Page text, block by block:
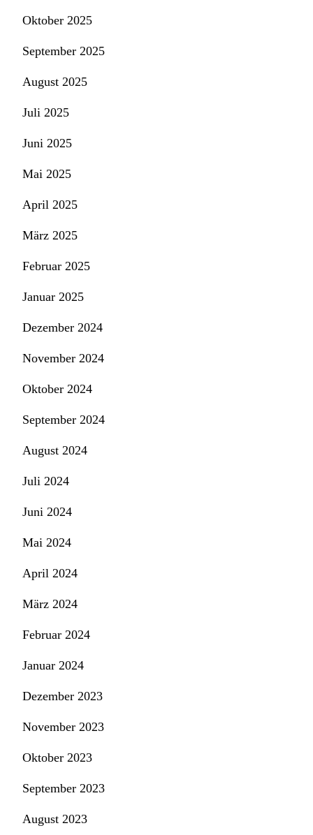
Oktober 2025
September 2025
August 2025
Juli 2025
Juni 2025
Mai 2025
April 2025
März 2025
Februar 2025
Januar 2025
Dezember 2024
November 2024
Oktober 2024
September 2024
August 2024
Juli 2024
Juni 2024
Mai 2024
April 2024
März 2024
Februar 2024
Januar 2024
Dezember 2023
November 2023
Oktober 2023
September 2023
August 2023